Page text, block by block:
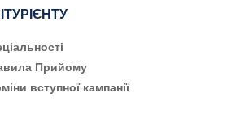
Прийому
вступної кампанії